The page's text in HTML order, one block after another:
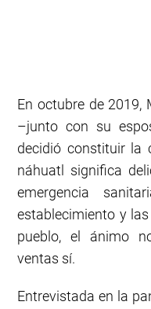
En octubre de 2019,
–junto con su
decidió constituir la
náhuatl significa
emergencia
establecimiento y
pueblo, el ánimo
ventas sí.
Entrevistada en la